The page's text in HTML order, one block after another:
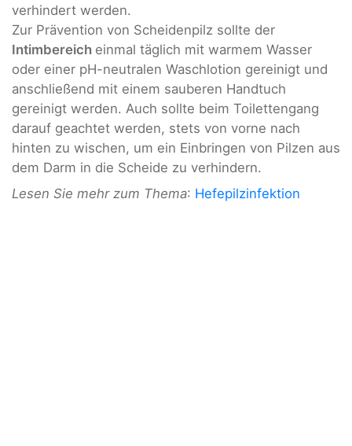
verhindert werden.
Zur Prävention von Scheidenpilz sollte der
Intimbereich einmal täglich mit warmem Wasser
oder einer pH-neutralen Waschlotion gereinigt und
anschließend mit einem sauberen Handtuch
gereinigt werden. Auch sollte beim Toilettengang
darauf geachtet werden, stets von vorne nach
hinten zu wischen, um ein Einbringen von Pilzen aus
dem Darm in die Scheide zu verhindern.
Lesen Sie mehr zum Thema: Hefepilzinfektion